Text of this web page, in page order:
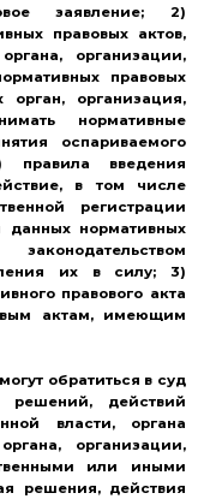
заявление; 2)
правовых актов,
организации,
правовых
организация,
нормативные
оспариваемого
правила введения
в том числе
регистрации
данных нормативных
их в силу; 3)
правового акта
актам, имеющим
обратиться в суд
решений, действий
власти, органа
организации,
или иными
решения, действия